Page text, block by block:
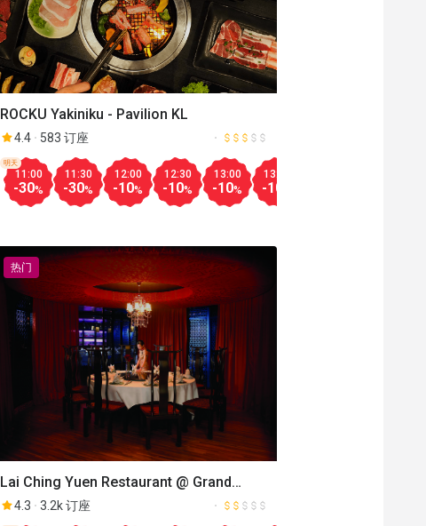
19:30
-30%
20:00
-30%
20:30
-30%
21:00
-30%
19:00
-50%
Aug.15
19:30
-30%
17:00
-30%
18:00
-20%
19:00
-20 %
21:00
-20 %
11:00
-50 %
Aug.08
12:00
-20 %
ROCKU Yakiniku - Pavilion KL
4.4 583 订座
11:00
-30%
明天
11:30
-30%
12:00
-10%
12:30
-10%
13:00
-10%
13:30
-10
-30% -20%
Aug.09
-20 % -20
-30% -20% -40% -20
Lai Ching Yuen Restaurant @ Grand
Millennium
4.3 3.2k 订座
热门